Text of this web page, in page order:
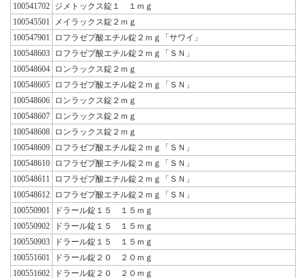
100541702 ジメトックス錠１ １ｍｇ
100545501
メイラックス錠２ｍｇ
100547901
ロフラゼプ酸エチル錠２ｍｇ「サワイ」
100548603
ロフラゼプ酸エチル錠２ｍｇ「ＳＮ」
100548604
ロンラックス錠２ｍｇ
100548605
ロフラゼプ酸エチル錠２ｍｇ「ＳＮ」
100548606
ロンラックス錠２ｍｇ
100548607
ロンラックス錠２ｍｇ
100548608
ロンラックス錠２ｍｇ
100548609
ロフラゼプ酸エチル錠２ｍｇ「ＳＮ」
100548610
ロフラゼプ酸エチル錠２ｍｇ「ＳＮ」
100548611
ロフラゼプ酸エチル錠２ｍｇ「ＳＮ」
100548612
ロフラゼプ酸エチル錠２ｍｇ「ＳＮ」
100550901
ドラール錠１５ １５ｍｇ
100550902
ドラール錠１５ １５ｍｇ
100550903
ドラール錠１５ １５ｍｇ
100551601
ドラール錠２０ ２０ｍｇ
100551602
ドラール錠２０ ２０ｍｇ